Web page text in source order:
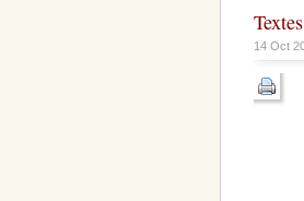
14 Oct